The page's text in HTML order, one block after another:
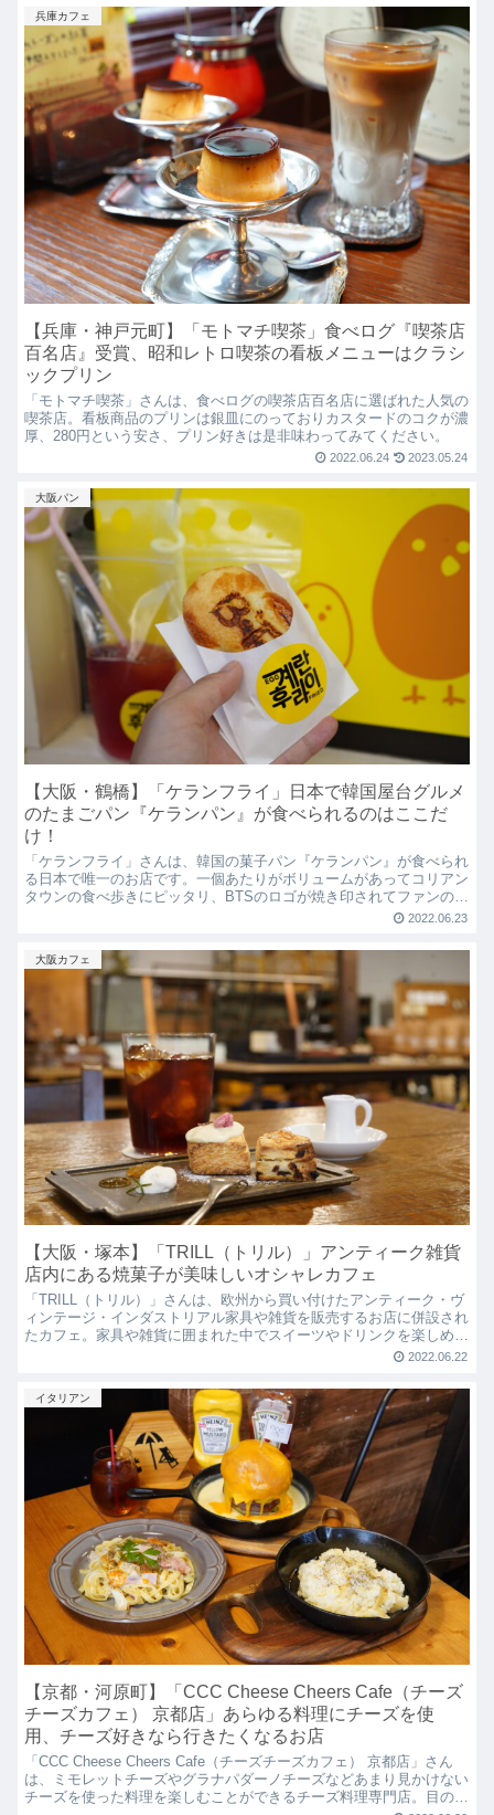
兵庫カフェ
【兵庫・神戸元町】「モトマチ喫茶」食べログ『喫茶店
百名店』受賞、昭和レトロ喫茶の看板メニューはクラシ
ックプリン
「モトマチ喫茶」さんは、食べログの喫茶店百名店に選ばれた人気の
喫茶店。看板商品のプリンは銀皿にのっておりカスタードのコクが濃
厚、280円という安さ、プリン好きは是非味わってみてください。
2022.06.24 2023.05.24
大阪パン
【大阪・鶴橋】「ケランフライ」日本で韓国屋台グルメ
のたまごパン『ケランパン』が食べられるのはここだ
け！
「ケランフライ」さんは、韓国の菓子パン『ケランパン』が食べられ
る日本で唯一のお店です。一個あたりがボリュームがあってコリアン
タウンの食べ歩きにピッタリ、BTSのロゴが焼き印されてファンの方
2022.06.23
大阪カフェ
【大阪・塚本】「TRILL（トリル）」アンティーク雑貨
店内にある焼菓子が美味しいオシャレカフェ
「TRILL（トリル）」さんは、欧州から買い付けたアンティーク・ヴ
ィンテージ・インダストリアル家具や雑貨を販売するお店に併設され
たカフェ。家具や雑貨に囲まれた中でスイーツやドリンクを楽しめる
2022.06.22
イタリアン
【京都・河原町】「CCC Cheese Cheers Cafe（チーズ
チーズカフェ） 京都店」あらゆる料理にチーズを使
用、チーズ好きなら行きたくなるお店
「CCC Cheese Cheers Cafe（チーズチーズカフェ） 京都店」さん
は、ミモレットチーズやグラナパダーノチーズなどあまり見かけない
チーズを使った料理を楽しむことができるチーズ料理専門店。目の前